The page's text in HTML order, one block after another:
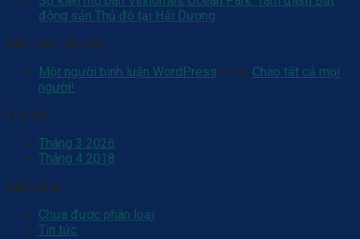
động sản Thủ đô tại Hải Dương
Bình luận gần đây
Một người bình luận WordPress trong Chào tất cả mọi
người!
Lưu trữ
Tháng 3 2026
Tháng 4 2018
Danh mục
Chưa được phân loại
Tin tức